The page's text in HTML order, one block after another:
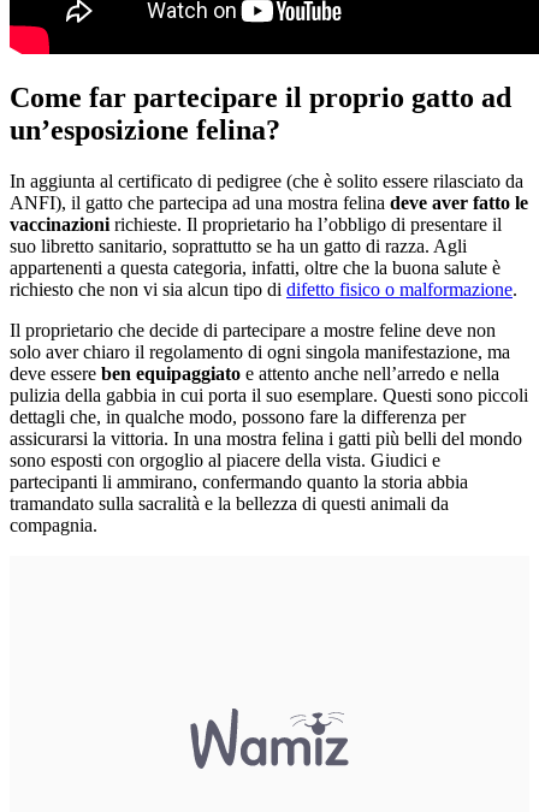
Come far partecipare il proprio gatto ad
un’esposizione felina?
In aggiunta al certificato di pedigree (che è solito essere rilasciato da
ANFI), il gatto che partecipa ad una mostra felina deve aver fatto le
vaccinazioni richieste. Il proprietario ha l’obbligo di presentare il
suo libretto sanitario, soprattutto se ha un gatto di razza. Agli
appartenenti a questa categoria, infatti, oltre che la buona salute è
richiesto che non vi sia alcun tipo di difetto fisico o malformazione.
Il proprietario che decide di partecipare a mostre feline deve non
solo aver chiaro il regolamento di ogni singola manifestazione, ma
deve essere ben equipaggiato e attento anche nell’arredo e nella
pulizia della gabbia in cui porta il suo esemplare. Questi sono piccoli
dettagli che, in qualche modo, possono fare la differenza per
assicurarsi la vittoria. In una mostra felina i gatti più belli del mondo
sono esposti con orgoglio al piacere della vista. Giudici e
partecipanti li ammirano, confermando quanto la storia abbia
tramandato sulla sacralità e la bellezza di questi animali da
compagnia.